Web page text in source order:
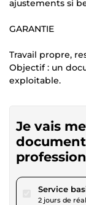
ajustements si
GARANTIE
Travail propre,
Objectif : un
exploitable.
Je vais
Service
2 jours de